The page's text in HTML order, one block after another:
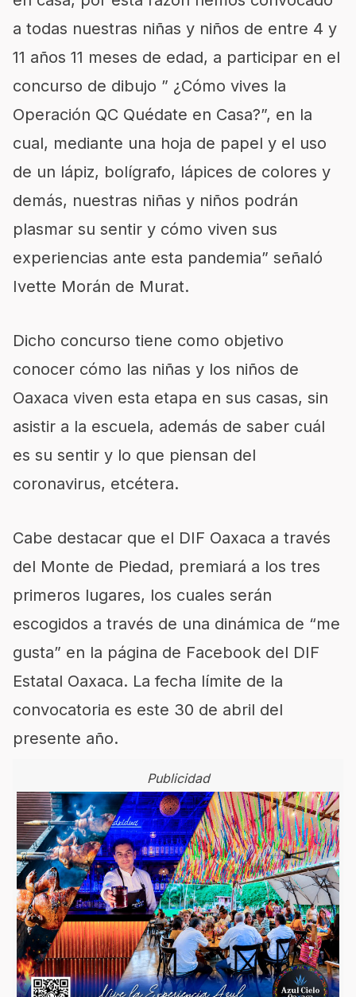
a todas nuestras niñas y niños de entre 4 y
11 años 11 meses de edad, a participar en el
concurso de dibujo ” ¿Cómo vives la
Operación QC Quédate en Casa?”, en la
cual, mediante una hoja de papel y el uso
de un lápiz, bolígrafo, lápices de colores y
demás, nuestras niñas y niños podrán
plasmar su sentir y cómo viven sus
experiencias ante esta pandemia” señaló
Ivette Morán de Murat.
Dicho concurso tiene como objetivo
conocer cómo las niñas y los niños de
Oaxaca viven esta etapa en sus casas, sin
asistir a la escuela, además de saber cuál
es su sentir y lo que piensan del
coronavirus, etcétera.
Cabe destacar que el DIF Oaxaca a través
del Monte de Piedad, premiará a los tres
primeros lugares, los cuales serán
escogidos a través de una dinámica de “me
gusta” en la página de Facebook del DIF
Estatal Oaxaca. La fecha límite de la
convocatoria es este 30 de abril del
presente año.
Publicidad